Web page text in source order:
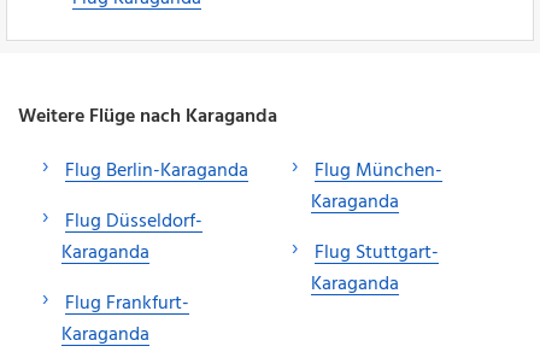
Weitere Flüge nach Karaganda
Flug Berlin-Karaganda
Flug Düsseldorf-
Karaganda
Flug Frankfurt-
Karaganda
Flug München-
Karaganda
Flug Stuttgart-
Karaganda